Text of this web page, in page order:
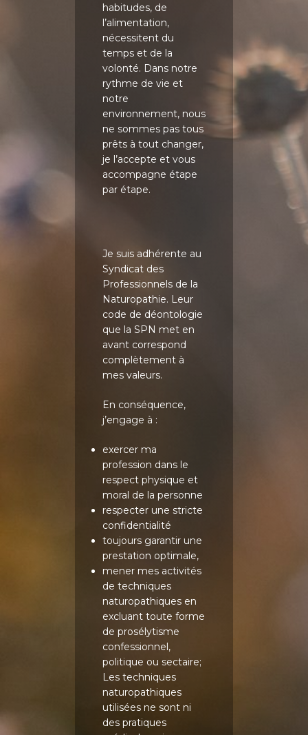
habitudes, de
l’alimentation,
nécessitent du
temps et de la
volonté. Dans notre
rythme de vie et
notre
environnement, nous
ne sommes pas tous
prêts à tout changer,
je l’accepte et vous
accompagne étape
par étape.
Je suis adhérente au
Syndicat des
Professionnels de la
Naturopathie. Leur
code de déontologie
que la SPN met en
avant correspond
complètement à
mes valeurs.
En conséquence,
j’engage à :
exercer ma
profession dans le
respect physique et
moral de la personne
respecter une stricte
confidentialité
toujours garantir une
prestation optimale,
mener mes activités
de techniques
naturopathiques en
excluant toute forme
de prosélytisme
confessionnel,
politique ou sectaire;
Les techniques
naturopathiques
utilisées ne sont ni
des pratiques
Tél. 06 88 48 66 14 /
S'inscrire à la
Accueil
A propos
Compétences
Bilan émotionnel
Prestations
Fertilité
Blog